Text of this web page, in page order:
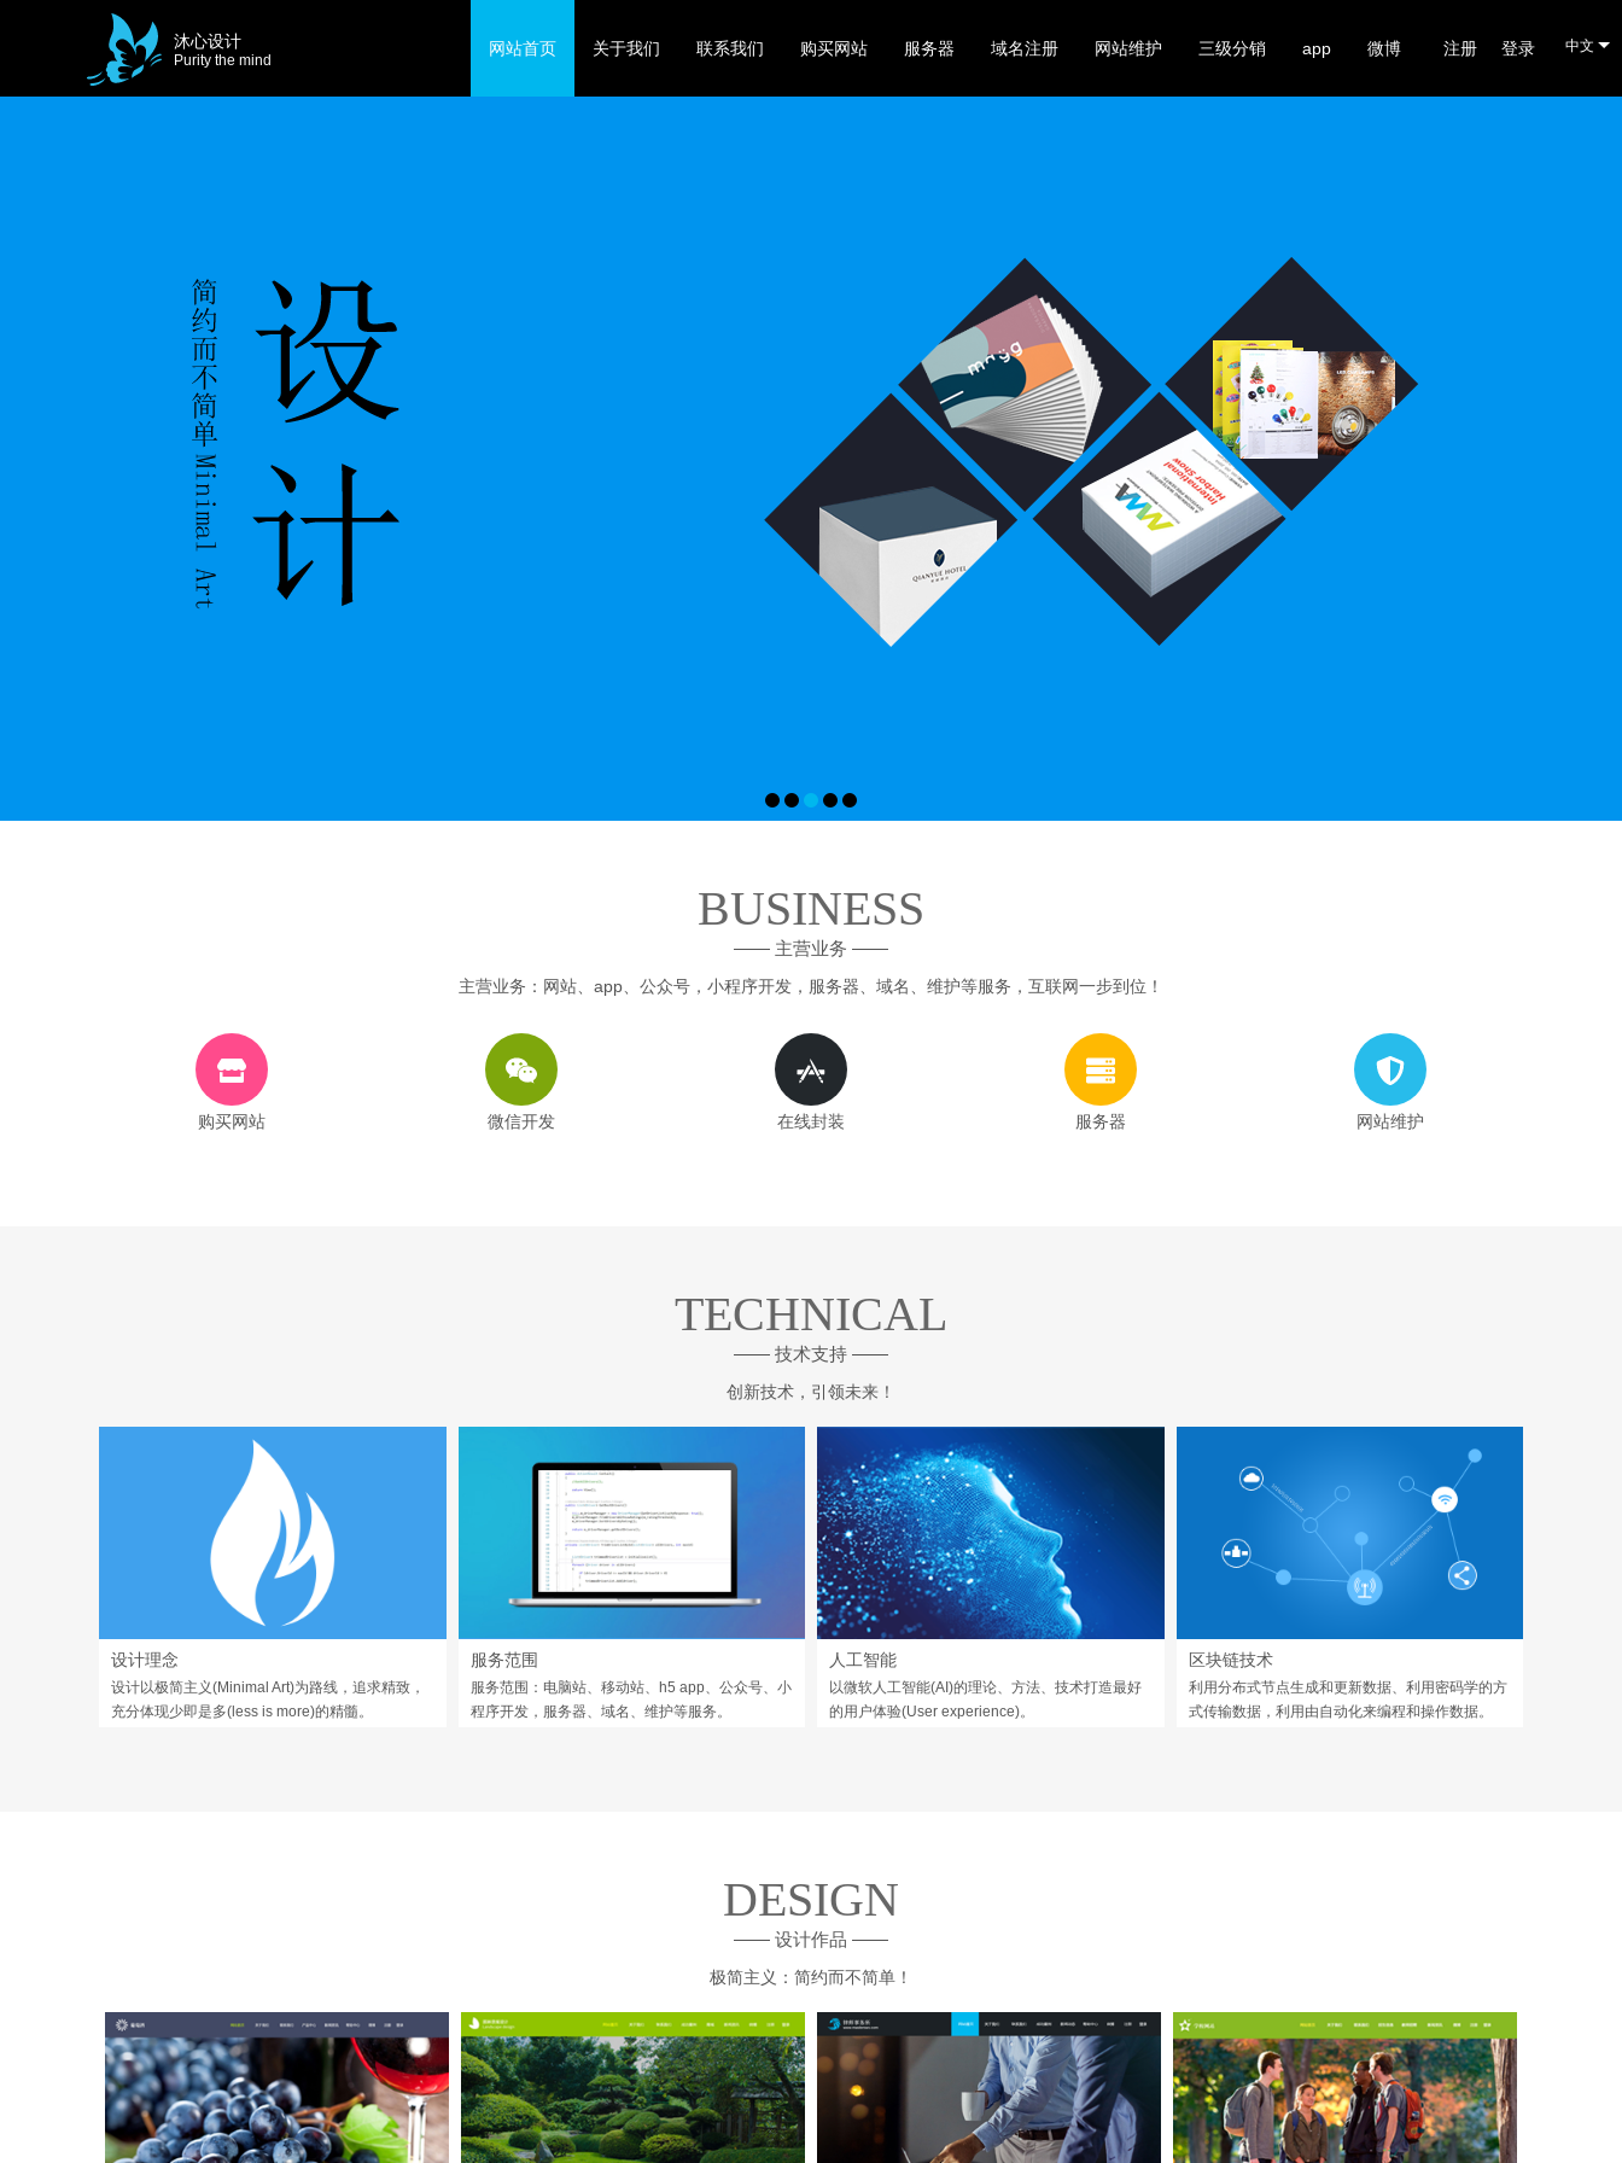
沐心设计
Purity the mind
注册 登录
网站首页 关于我们 联系我们 购买网站 服务器 域名注册 网站维护 三级分销 app 微博 中文
BUSINESS
—— 主营业务 ——
主营业务：网站、app、公众号，小程序开发，服务器、域名、维护等服务，互联网一步到位！
购买网站 微信开发 在线封装 服务器 网站维护
TECHNICAL
—— 技术支持 ——
创新技术，引领未来！
设计理念
设计以极简主义(Minimal Art)为路线，追求精致，
充分体现少即是多(less is more)的精髓。
服务范围
服务范围：电脑站、移动站、h5 app、公众号、小
程序开发，服务器、域名、维护等服务。
人工智能
以微软人工智能(AI)的理论、方法、技术打造最好
的用户体验(User experience)。
区块链技术
利用分布式节点生成和更新数据、利用密码学的方
式传输数据，利用由自动化来编程和操作数据。
DESIGN
—— 设计作品 ——
极简主义：简约而不简单！